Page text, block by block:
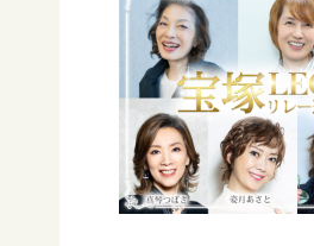
プロフェッショナルの矜持
ファーストキャリアを拓く